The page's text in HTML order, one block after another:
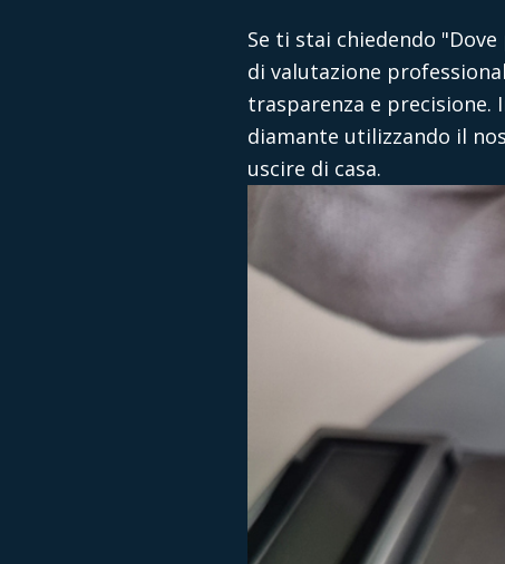
Se ti stai chiedendo "
di valutazione
trasparenza e
diamante utilizzando il
uscire di casa.